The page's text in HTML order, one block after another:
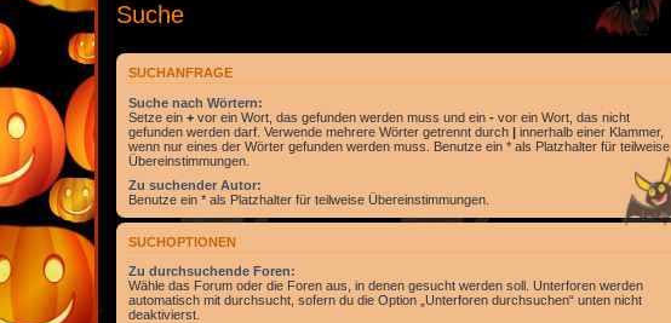
Suche
SUCHANFRAGE
Suche nach Wörtern:
Setze ein + vor ein Wort, das gefunden werden muss und ein - vor ein Wort, das nicht
gefunden werden darf. Verwende mehrere Wörter getrennt durch | innerhalb einer Klammer,
wenn nur eines der Wörter gefunden werden muss. Benutze ein * als Platzhalter für teilweise
Übereinstimmungen.
Zu suchender Autor:
Benutze ein * als Platzhalter für teilweise Übereinstimmungen.
SUCHOPTIONEN
Zu durchsuchende Foren:
Wähle das Forum oder die Foren aus, in denen gesucht werden soll. Unterforen werden
automatisch mit durchsucht, sofern du die Option „Unterforen durchsuchen“ unten nicht
deaktivierst.